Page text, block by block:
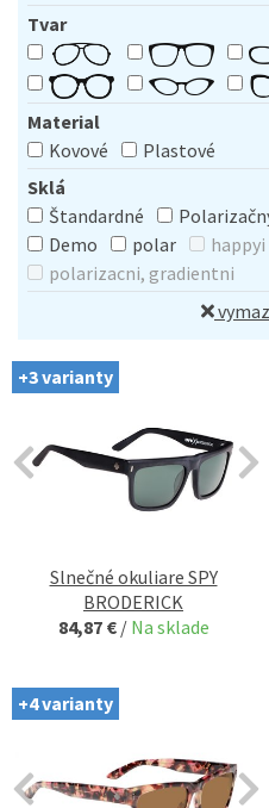
Tvar
Material
Kovové
Plastové
Sklá
Štandardné
Demo
polar happyi
polarizacni, gradientni
+3 varianty
Slnečné okuliare SPY
BRODERICK
84,87 € / Na sklade
+4 varianty